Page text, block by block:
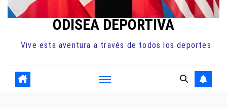
ODISEA DEPORTIVA
Vive esta aventura a través de todos los deportes